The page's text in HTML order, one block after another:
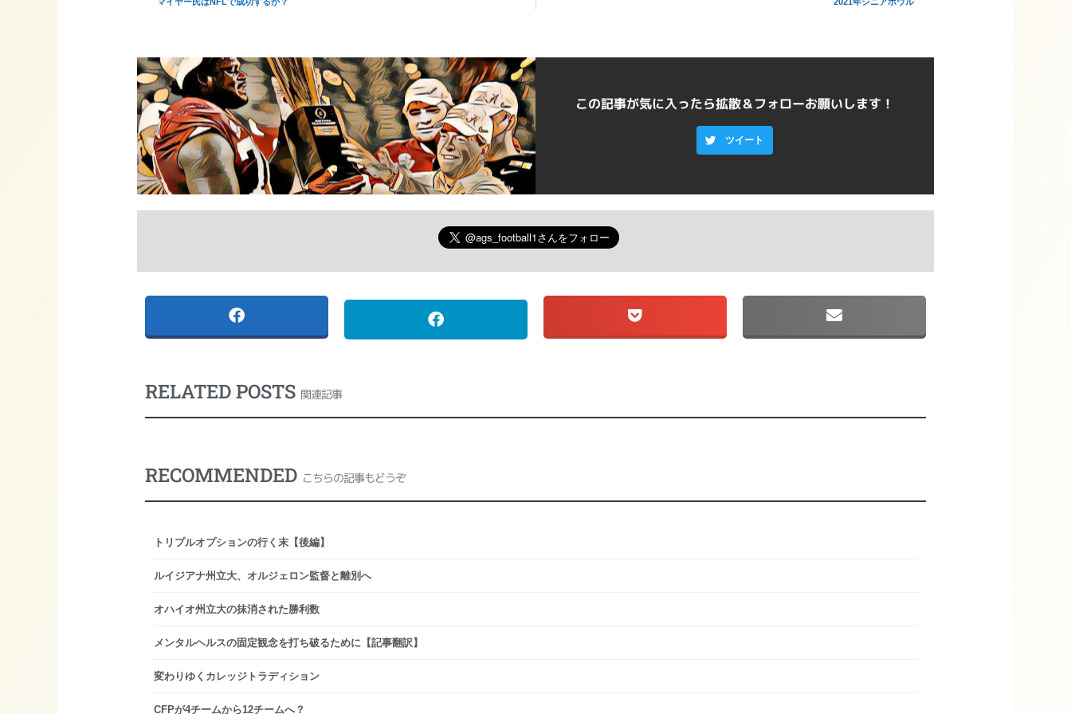
この記事が気に入ったら拡散＆フォローお願いします！
ツイート
RELATED POSTS 関連記事
RECOMMENDED こちらの記事もどうぞ
トリプルオプションの行く末【後編】
ルイジアナ州立大、オルジェロン監督と離別へ
オハイオ州立大の抹消された勝利数
メンタルヘルスの固定観念を打ち破るために【記事翻訳】
変わりゆくカレッジトラディション
CFPが4チームから12チームへ？